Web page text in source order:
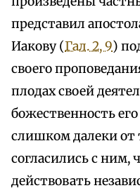
представил
Иакову (Гал. 2, 9)
своего
плодах своей
божественность
слишком далеки от
согласились с ним,
действовать